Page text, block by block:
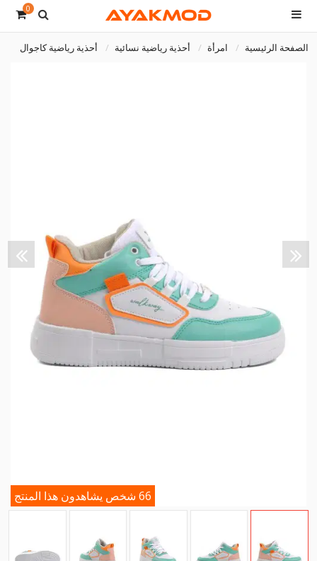
0
الصفحة الرئيسية امرأة أحذية رياضية نسائية أحذية رياضية كاجوال
66 شخص يشاهدون هذا المنتج